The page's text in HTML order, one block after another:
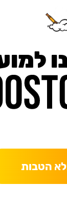
הטבות